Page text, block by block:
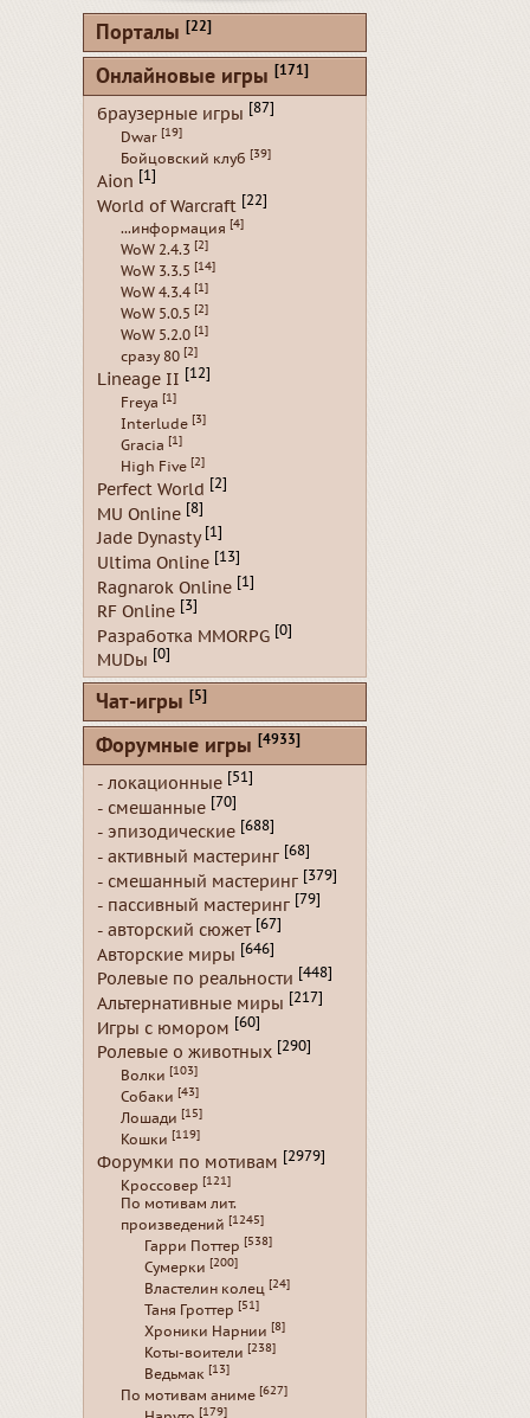
Порталы [22]
Онлайновые игры [171]
браузерные игры [87]
Dwar [19]
Бойцовский клуб [39]
Aion [1]
World of Warcraft [22]
...информация [4]
WoW 2.4.3 [2]
WoW 3.3.5 [14]
WoW 4.3.4 [1]
WoW 5.0.5 [2]
WoW 5.2.0 [1]
сразу 80 [2]
Lineage II [12]
Freya [1]
Interlude [3]
Gracia [1]
High Five [2]
Perfect World [2]
MU Online [8]
Jade Dynasty [1]
Ultima Online [13]
Ragnarok Online [1]
RF Online [3]
Разработка MMORPG [0]
MUDы [0]
Чат-игры [5]
Форумные игры [4933]
- локационные [51]
- смешанные [70]
- эпизодические [688]
- активный мастеринг [68]
- смешанный мастеринг [379]
- пассивный мастеринг [79]
- авторский сюжет [67]
Авторские миры [646]
Ролевые по реальности [448]
Альтернативные миры [217]
Игры с юмором [60]
Ролевые о животных [290]
Волки [103]
Собаки [43]
Лошади [15]
Кошки [119]
Форумки по мотивам [2979]
Кроссовер [121]
По мотивам лит.
произведений [1245]
Гарри Поттер [538]
Сумерки [200]
Властелин колец [24]
Таня Гроттер [51]
Хроники Нарнии [8]
Коты-воители [238]
Ведьмак [13]
По мотивам аниме [627]
[179]